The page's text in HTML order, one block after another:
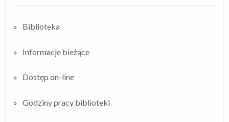
Biblioteka
Informacje bieżące
Dostęp on-line
Godziny pracy biblioteki